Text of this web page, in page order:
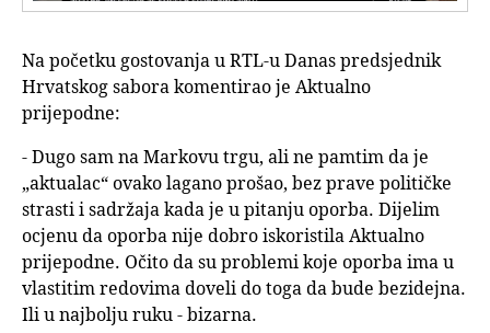
Na početku gostovanja u RTL-u Danas predsjednik
Hrvatskog sabora komentirao je Aktualno
prijepodne:
- Dugo sam na Markovu trgu, ali ne pamtim da je
„aktualac“ ovako lagano prošao, bez prave političke
strasti i sadržaja kada je u pitanju oporba. Dijelim
ocjenu da oporba nije dobro iskoristila Aktualno
prijepodne. Očito da su problemi koje oporba ima u
vlastitim redovima doveli do toga da bude bezidejna.
Ili u najbolju ruku - bizarna.